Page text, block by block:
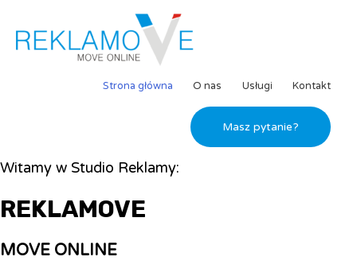
Strona główna O nas Usługi Kontakt
Masz pytanie?
Witamy w Studio Reklamy:
REKLAMOVE
MOVE ONLINE